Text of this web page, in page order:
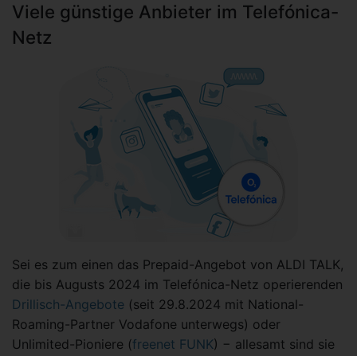
Viele günstige Anbieter im Telefónica-
Netz
Sei es zum einen das Prepaid-Angebot von ALDI TALK,
die bis Augusts 2024 im Telefónica-Netz operierenden
Drillisch-Angebote (seit 29.8.2024 mit National-
Roaming-Partner Vodafone unterwegs) oder
Unlimited-Pioniere (freenet FUNK) − allesamt sind sie